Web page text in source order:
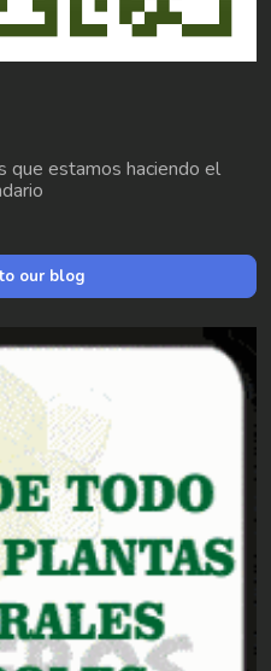
que estamos haciendo el
our blog